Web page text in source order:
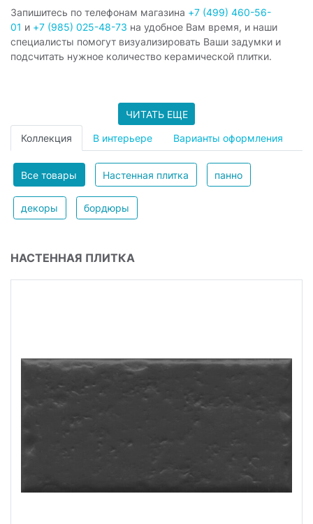
Запишитесь по телефонам магазина +7 (499) 460-56-
01 и +7 (985) 025-48-73 на удобное Вам время, и наши
специалисты помогут визуализировать Ваши задумки и
подсчитать нужное количество керамической плитки.
ЧИТАТЬ ЕЩЕ
Коллекция В интерьере Варианты оформления
Все товары Настенная плитка панно
декоры бордюры
НАСТЕННАЯ ПЛИТКА